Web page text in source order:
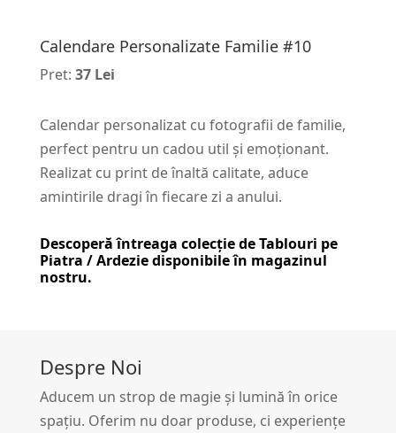
Calendare Personalizate Familie #10
Pret: 37 Lei
Calendar personalizat cu fotografii de familie,
perfect pentru un cadou util și emoționant.
Realizat cu print de înaltă calitate, aduce
amintirile dragi în fiecare zi a anului.
Descoperă întreaga colecție deTablouri pe
Piatra / Ardeziedisponibile în magazinul
nostru.
Despre Noi
Aducem un strop de magie și lumină în orice
spațiu. Oferim nu doar produse, ci experiențe